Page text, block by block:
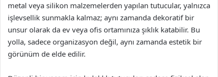
metal veya silikon malzemelerden yapılan tutucular, yalnızca
işlevsellik sunmakla kalmaz; aynı zamanda dekoratif bir
unsur olarak da ev veya ofis ortamınıza şıklık katabilir. Bu
yolla, sadece organizasyon değil, aynı zamanda estetik bir
görünüm de elde edilir.